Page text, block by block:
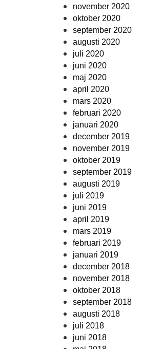
november 2020
oktober 2020
september 2020
augusti 2020
juli 2020
juni 2020
maj 2020
april 2020
mars 2020
februari 2020
januari 2020
december 2019
november 2019
oktober 2019
september 2019
augusti 2019
juli 2019
juni 2019
april 2019
mars 2019
februari 2019
januari 2019
december 2018
november 2018
oktober 2018
september 2018
augusti 2018
juli 2018
juni 2018